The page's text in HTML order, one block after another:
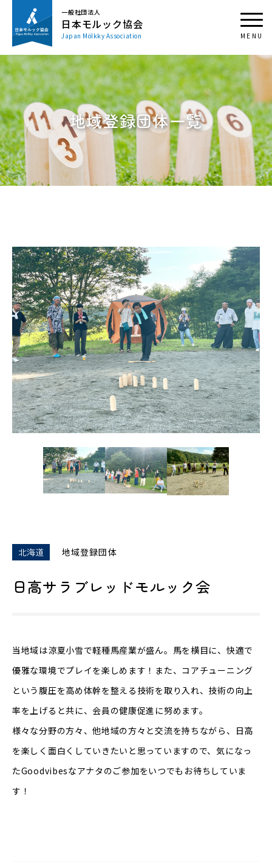
一般社団法人
日本モルック協会
Japan Mölkky Association
地域登録団体一覧
北海道 地域登録団体
日高サラブレッドモルック会
当地域は涼夏小雪で軽種馬産業が盛ん。馬を横目に、快適で
優雅な環境でプレイを楽しめます！また、コアチューニング
という腹圧を高め体幹を整える技術を取り入れ、技術の向上
率を上げると共に、会員の健康促進に努めます。
様々な分野の方々、他地域の方々と交流を持ちながら、日高
を楽しく面白くしていきたいと思っていますので、気になっ
たGoodvibesなアナタのご参加をいつでもお待ちしていま
す！